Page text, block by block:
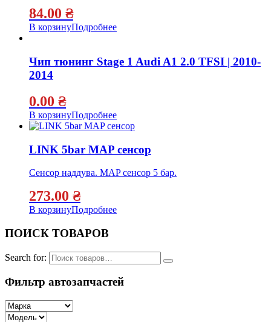
84.00 ₴
В корзинуПодробнее
Чип тюнинг Stage 1 Audi A1 2.0 TFSI | 2010-
2014
0.00 ₴
В корзинуПодробнее
LINK 5bar MAP сенсор
Сенсор наддува. MAP сенсор 5 бар.
273.00 ₴
В корзинуПодробнее
ПОИСК ТОВАРОВ
Search for:
Фильтр автозапчастей